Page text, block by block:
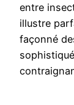
entre
illustre
façonné